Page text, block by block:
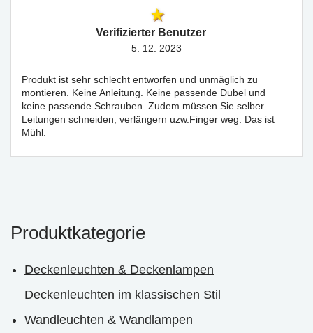
Verifizierter Benutzer
5. 12. 2023
Produkt ist sehr schlecht entworfen und unmäglich zu
montieren. Keine Anleitung. Keine passende Dubel und
keine passende Schrauben. Zudem müssen Sie selber
Leitungen schneiden, verlängern uzw.Finger weg. Das ist
Mühl.
Produktkategorie
Deckenleuchten & Deckenlampen
Deckenleuchten im klassischen Stil
Wandleuchten & Wandlampen